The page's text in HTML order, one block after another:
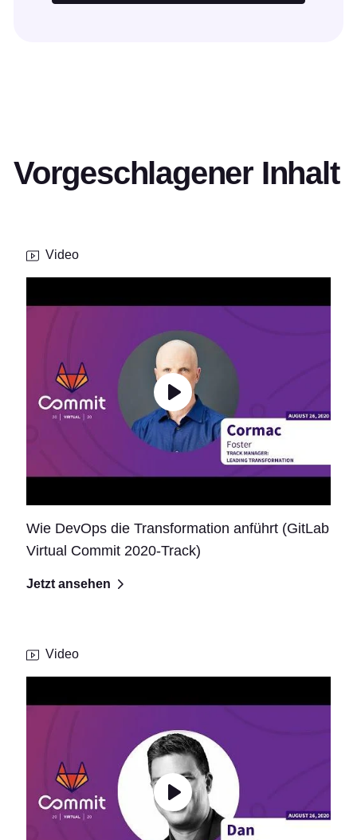
Vorgeschlagener Inhalt
Video
Wie DevOps die Transformation anführt (GitLab
Virtual Commit 2020-Track)
Jetzt ansehen
Video